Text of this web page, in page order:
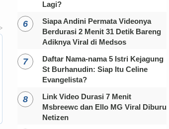
Lagi?
Siapa Andini Permata Videonya
Berdurasi 2 Menit 31 Detik Bareng
Adiknya Viral di Medsos
Daftar Nama-nama 5 Istri Kejagung
St Burhanudin: Siap Itu Celine
Evangelista?
Link Video Durasi 7 Menit
Msbreewc dan Ello MG Viral Diburu
Netizen